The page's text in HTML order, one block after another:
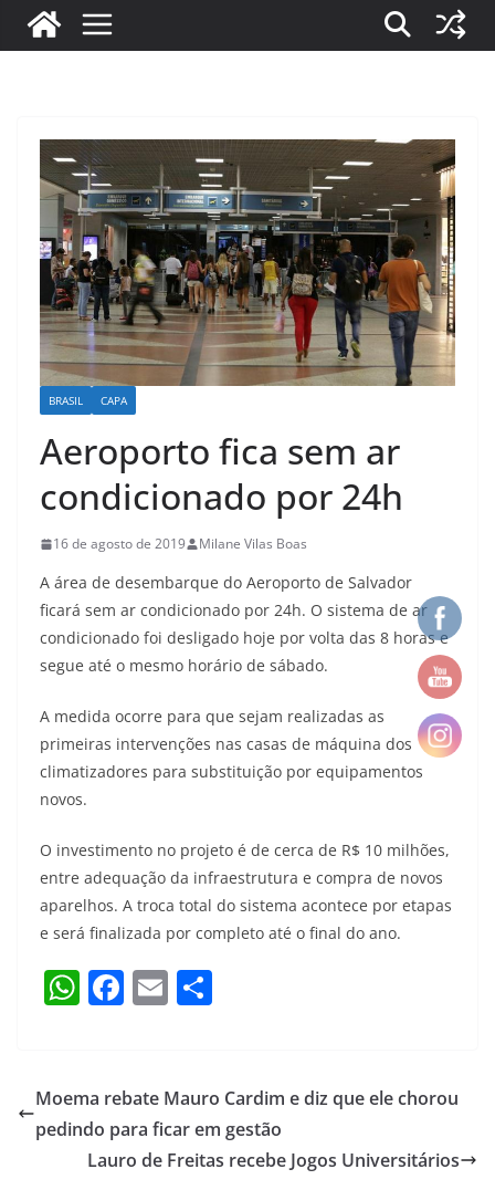
BRASIL CAPA
Aeroporto fica sem ar
condicionado por 24h
16 de agosto de 2019 Milane Vilas Boas
A área de desembarque do Aeroporto de Salvador
ficará sem ar condicionado por 24h. O sistema de ar
condicionado foi desligado hoje por volta das 8 horas e
segue até o mesmo horário de sábado.
A medida ocorre para que sejam realizadas as
primeiras intervenções nas casas de máquina dos
climatizadores para substituição por equipamentos
novos.
O investimento no projeto é de cerca de R$ 10 milhões,
entre adequação da infraestrutura e compra de novos
aparelhos. A troca total do sistema acontece por etapas
e será finalizada por completo até o final do ano.
W
s
A
p
F
e
b
o
E
l e
Moema rebate Mauro Cardim e diz que ele chorou
pedindo para ficar em gestão
Lauro de Freitas recebe Jogos Universitários